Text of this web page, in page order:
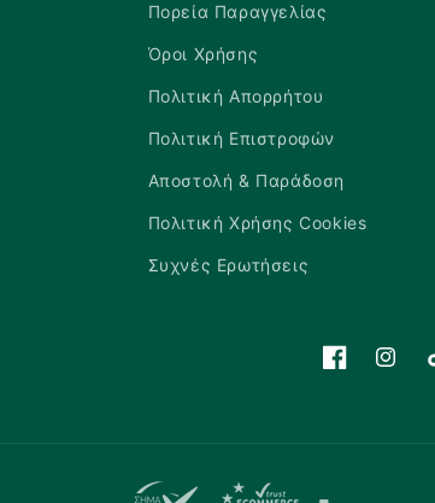
Πορεία Παραγγελίας
Όροι Χρήσης
Πολιτική Απορρήτου
Πολιτική Επιστροφών
Αποστολή & Παράδοση
Πολιτική Χρήσης Cookies
Συχνές Ερωτήσεις
Facebook